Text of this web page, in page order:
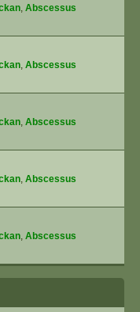
, Abscessus
, Abscessus
, Abscessus
, Abscessus
, Abscessus